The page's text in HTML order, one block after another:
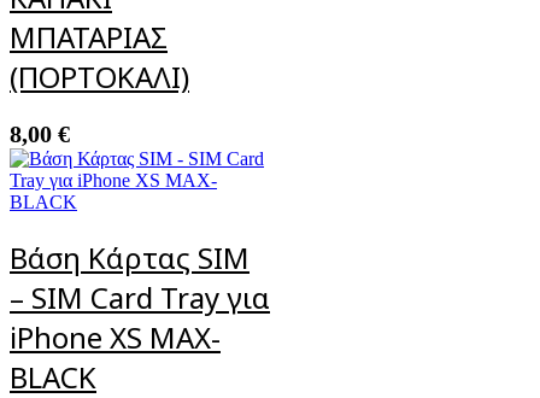
ΜΠΑΤΑΡΙΑΣ
(ΠΟΡΤΟΚΑΛΙ)
8,00 €
Βάση Κάρτας SIM
– SIM Card Tray για
iPhone XS MAX-
BLACK